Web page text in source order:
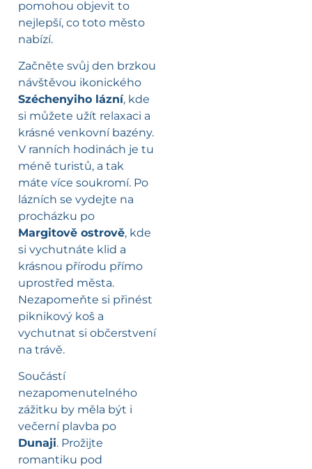
pomohou objevit to
nejlepší, co toto město
nabízí.
Začněte svůj den brzkou
návštěvou ikonického
Széchenyiho lázní, kde
si můžete užít relaxaci a
krásné venkovní bazény.
V ranních hodinách je tu
méně turistů, a tak
máte více soukromí. Po
lázních se vydejte na
procházku po
Margitově ostrově, kde
si vychutnáte klid a
krásnou přírodu přímo
uprostřed města.
Nezapomeňte si přinést
piknikový koš a
vychutnat si občerstvení
na trávě.
Součástí
nezapomenutelného
zážitku by měla být i
večerní plavba po
Dunaji. Prožijte
romantiku pod